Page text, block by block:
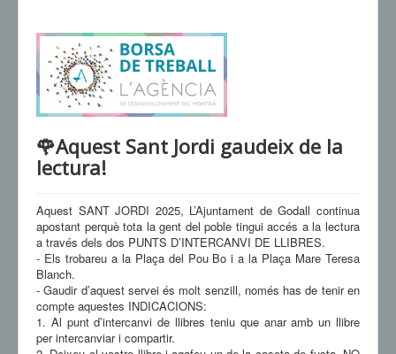
🌹Aquest Sant Jordi gaudeix de la
lectura!
Aquest SANT JORDI 2025, L’Ajuntament de Godall continua
apostant perquè tota la gent del poble tingui accés a la lectura
a través dels dos PUNTS D’INTERCANVI DE LLIBRES.
- Els trobareu a la Plaça del Pou Bo i a la Plaça Mare Teresa
Blanch.
- Gaudir d’aquest servei és molt senzill, només has de tenir en
compte aquestes INDICACIONS:
1. Al punt d’intercanvi de llibres teniu que anar amb un llibre
per intercanviar i compartir.